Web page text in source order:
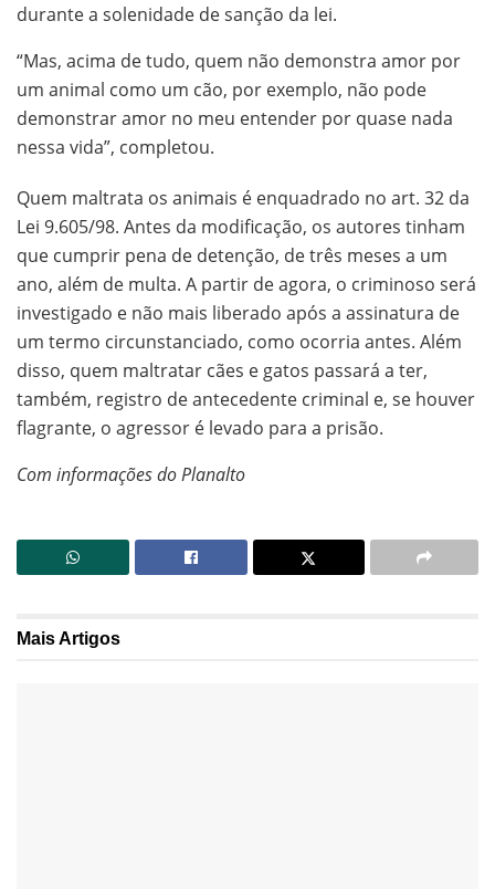
durante a solenidade de sanção da lei.
“Mas, acima de tudo, quem não demonstra amor por
um animal como um cão, por exemplo, não pode
demonstrar amor no meu entender por quase nada
nessa vida”, completou.
Quem maltrata os animais é enquadrado no art. 32 da
Lei 9.605/98. Antes da modificação, os autores tinham
que cumprir pena de detenção, de três meses a um
ano, além de multa. A partir de agora, o criminoso será
investigado e não mais liberado após a assinatura de
um termo circunstanciado, como ocorria antes. Além
disso, quem maltratar cães e gatos passará a ter,
também, registro de antecedente criminal e, se houver
flagrante, o agressor é levado para a prisão.
Com informações do Planalto
MaisArtigos